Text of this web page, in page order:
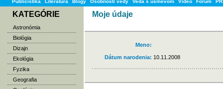
Publicistika Literatúra Blogy Osobnosti vedy Veda s úsmevom Video Fórum
KATEGÓRIE
Astronómia
Biológia
Dizajn
Ekológia
Fyzika
Geografia
Moje údaje
Meno:
Dátum narodenia: 10.11.2008